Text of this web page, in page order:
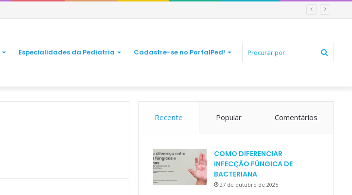
Especialidades da Pediatria Cadastre-se no PortalPed!
Recente Popular Comentários
COMO DIFERENCIAR
INFECÇÃO FÚNGICA DE
BACTERIANA
27 de outubro de 2025